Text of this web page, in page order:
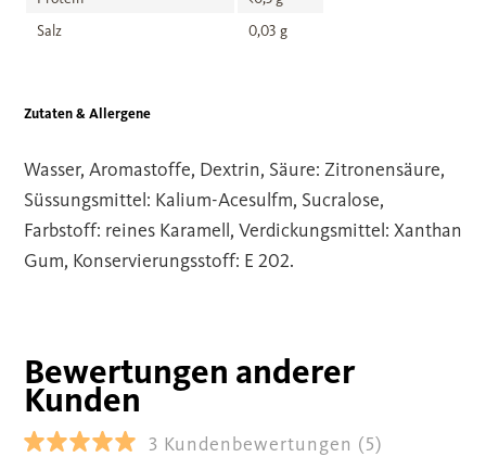
Salz
0,03 g
Zutaten & Allergene
Wasser, Aromastoffe, Dextrin, Säure: Zitronensäure,
Süssungsmittel: Kalium-Acesulfm, Sucralose,
Farbstoff: reines Karamell, Verdickungsmittel: Xanthan
Gum, Konservierungsstoff: E 202.
Bewertungen anderer
Kunden
3 Kundenbewertungen (5)